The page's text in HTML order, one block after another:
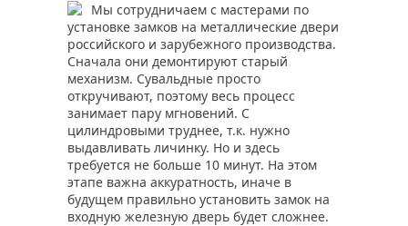
Мы сотрудничаем с мастерами по
установке замков на металлические двери
российского и зарубежного производства.
Сначала они демонтируют старый
механизм. Сувальдные просто
откручивают, поэтому весь процесс
занимает пару мгновений. С
цилиндровыми труднее, т.к. нужно
выдавливать личинку. Но и здесь
требуется не больше 10 минут. На этом
этапе важна аккуратность, иначе в
будущем правильно установить замок на
входную железную дверь будет сложнее.